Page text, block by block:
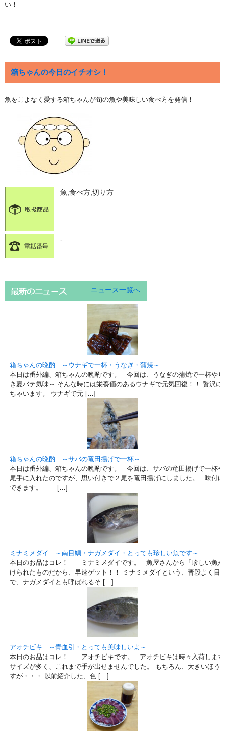
い！
箱ちゃんの今日のイチオシ！
魚をこよなく愛する箱ちゃんが旬の魚や美味しい食べ方を発信！
魚,食べ方,切り方
-
ニュース一覧へ
箱ちゃんの晩酌 ～ウナギで一杯・うなぎ・蒲焼～
本日は番外編、箱ちゃんの晩酌です。 今回は、うなぎの蒲焼で一杯や
き夏バテ気味～ そんな時には栄養価のあるウナギで元気回復！！ 贅沢
ちゃいます。 ウナギで元 […]
箱ちゃんの晩酌 ～サバの竜田揚げで一杯～
本日は番外編、箱ちゃんの晩酌です。 今回は、サバの竜田揚げで一杯
尾手に入れたのですが、思い付きで２尾を竜田揚げにしました。 味付
できます。 […]
ミナミメダイ ～南目鯛・ナガメダイ・とっても珍しい魚です～
本日のお品はコレ！ ミナミメダイです。 魚屋さんから「珍しい魚が
けられたものだから、早速ゲット！！ ミナミメダイという、普段よく目
で、ナガメダイとも呼ばれるそ […]
アオチビキ ～青血引・とっても美味しいよ～
本日のお品はコレ！ アオチビキです。 アオチビキは時々入荷します
サイズが多く、これまで手が出せませんでした。 もちろん、大きいほう
すが・・・ 以前紹介した、色 […]